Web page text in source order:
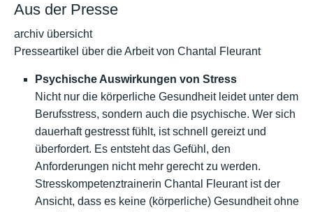
Aus der Presse
archiv übersicht
Presseartikel über die Arbeit von Chantal Fleurant
Psychische Auswirkungen von Stress
Nicht nur die körperliche Gesundheit leidet unter dem
Berufsstress, sondern auch die psychische. Wer sich
dauerhaft gestresst fühlt, ist schnell gereizt und
überfordert. Es entsteht das Gefühl, den
Anforderungen nicht mehr gerecht zu werden.
Stresskompetenztrainerin Chantal Fleurant ist der
Ansicht, dass es keine (körperliche) Gesundheit ohne